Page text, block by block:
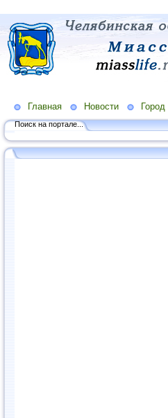
Главная Новости Город
Поиск на портале...